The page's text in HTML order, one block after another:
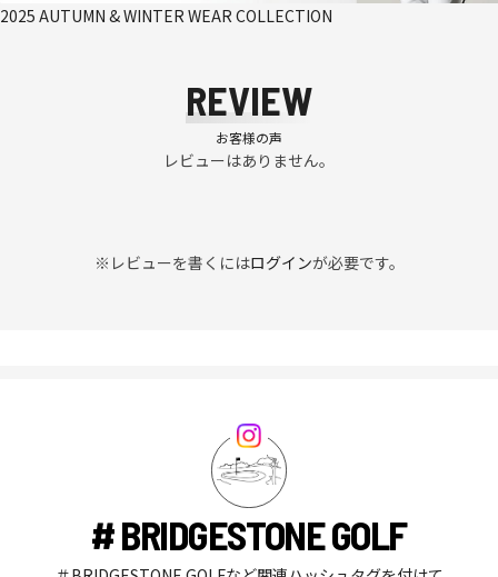
2025 AUTUMN & WINTER WEAR COLLECTION
REVIEW
お客様の声
レビューはありません。
※レビューを書くにはログインが必要です。
# BRIDGESTONE GOLF